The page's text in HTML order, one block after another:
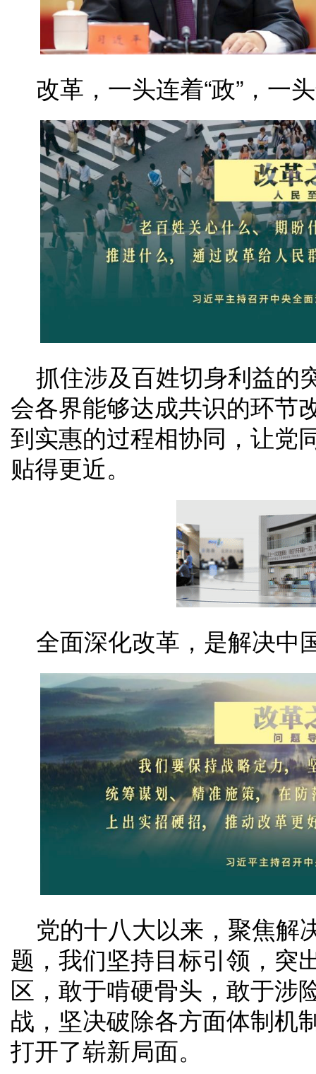
改革，一头连着“政”，一
抓住涉及百姓切身利益的
会各界能够达成共识的环节
到实惠的过程相协同，让党
贴得更近。
全面深化改革，是解决中
党的十八大以来，聚焦解
题，我们坚持目标引领，突
区，敢于啃硬骨头，敢于涉
战，坚决破除各方面体制机
打开了崭新局面。